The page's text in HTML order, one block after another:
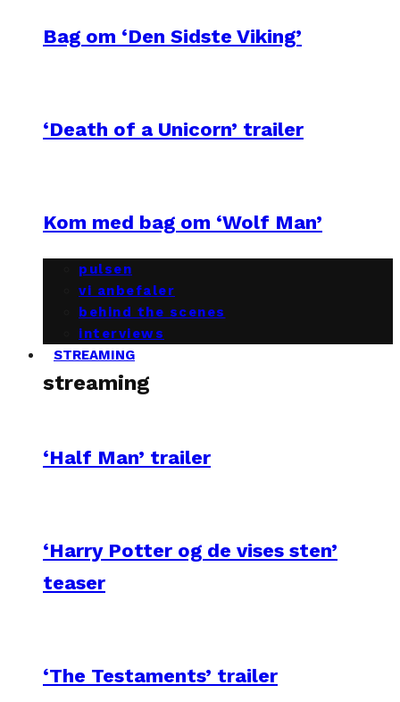
Bag om ‘Den Sidste Viking’
‘Death of a Unicorn’ trailer
Kom med bag om ‘Wolf Man’
pulsen
vi anbefaler
behind the scenes
interviews
STREAMING
streaming
‘Half Man’ trailer
‘Harry Potter og de vises sten’
teaser
‘The Testaments’ trailer